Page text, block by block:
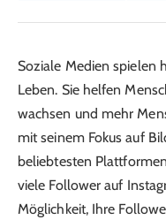
Soziale Medien spielen
Leben. Sie helfen
wachsen und mehr
mit seinem Fokus auf
beliebtesten
viele Follower auf
Möglichkeit, Ihre